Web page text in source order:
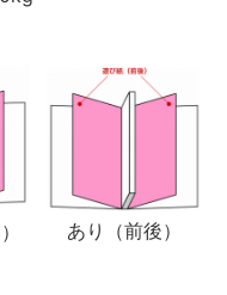
あり（前後）